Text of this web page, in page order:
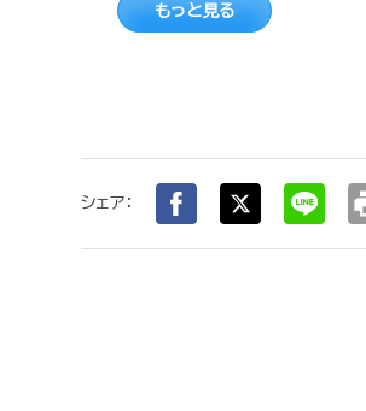
もっと見る
シェア：